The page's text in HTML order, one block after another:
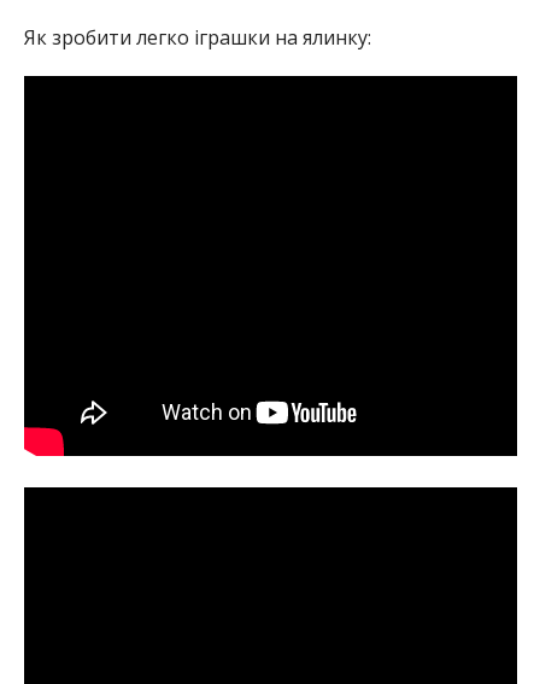
Як зробити легко іграшки на ялинку: